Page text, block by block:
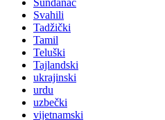
Sundanac
Svahili
Tadžički
Tamil
Teluški
Tajlandski
ukrajinski
urdu
uzbečki
vijetnamski